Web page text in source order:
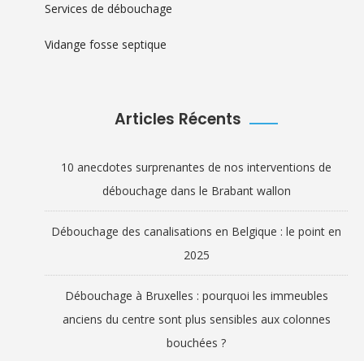
Services de débouchage
Vidange fosse septique
Articles Récents
10 anecdotes surprenantes de nos interventions de
débouchage dans le Brabant wallon
Débouchage des canalisations en Belgique : le point en
2025
Débouchage à Bruxelles : pourquoi les immeubles
anciens du centre sont plus sensibles aux colonnes
bouchées ?